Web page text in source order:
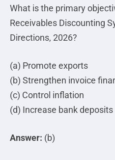
What is the primary
Receivables Discounting
Directions, 2026?
(a) Promote exports
(b) Strengthen invoice
(c) Control inflation
(d) Increase bank deposits
Answer: (b)